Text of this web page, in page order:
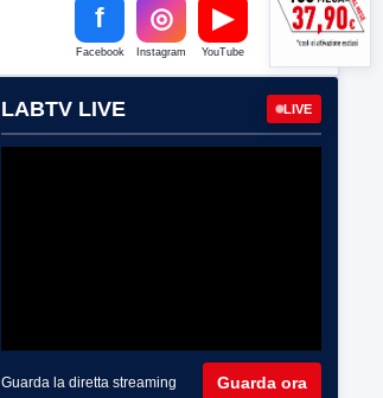
f
Facebook
◎
Instagram
▶
YouTube
LABTV LIVE LIVE
Guarda la diretta streaming Guarda ora